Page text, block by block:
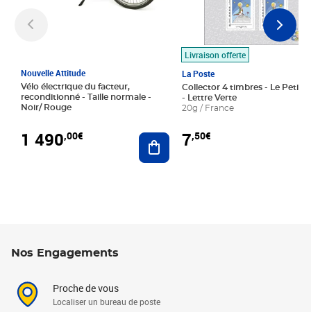
Nouvelle Attitude
Vélo électrique du facteur,
reconditionné - Taille normale -
Noir/ Rouge
1 490,00€ Ajouter au panier
Livraison offerte
La Poste
Collector 4 timbres - Le Petit
- Lettre Verte
20g / France
7,50€
Nos Engagements
Proche de vous
Localiser un bureau de poste